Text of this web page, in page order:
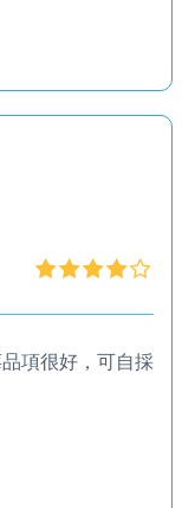
項很好，可自採